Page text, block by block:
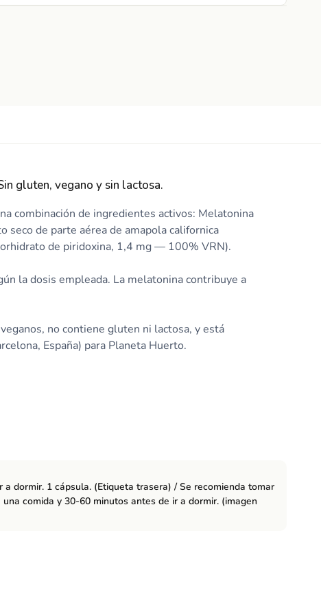
gluten, vegano y sin lactosa.
combinación de ingredientes activos: Melatonina
de parte aérea de amapola californica
de piridoxina, 1,4 mg — 100% VRN).
la dosis empleada. La melatonina contribuye a
no contiene gluten ni lactosa, y está
España) para Planeta Huerto.
a dormir. 1 cápsula. (Etiqueta trasera) / Se recomienda tomar
comida y 30-60 minutos antes de ir a dormir. (imagen